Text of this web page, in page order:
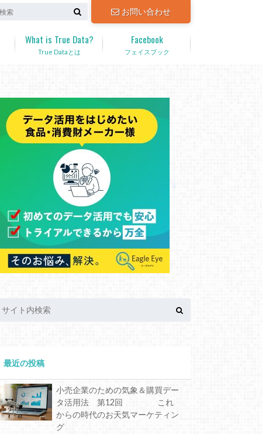
お問い合わせ
True Dataとは
What is True Data?
フェイスブック
Facebook
最近の投稿
小売企業のための気象＆購買デー
タ活用法 第12回 これ
からの時代のお天気マーケティン
グ